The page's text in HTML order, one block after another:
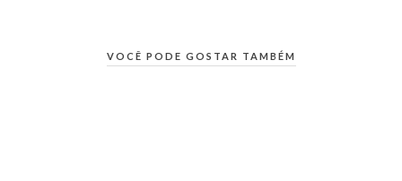
VOCÊ PODE GOSTAR TAMBÉM